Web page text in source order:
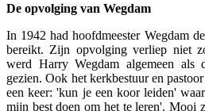
De opvolging van Wegdam
In 1942 had hoofdmeester Wegdam
bereikt. Zijn opvolging verliep niet
werd Harry Wegdam algemeen
gezien. Ook het kerkbestuur en
een keer: 'kun je een koor leiden'
mijn best doen om het te leren'. Mooi